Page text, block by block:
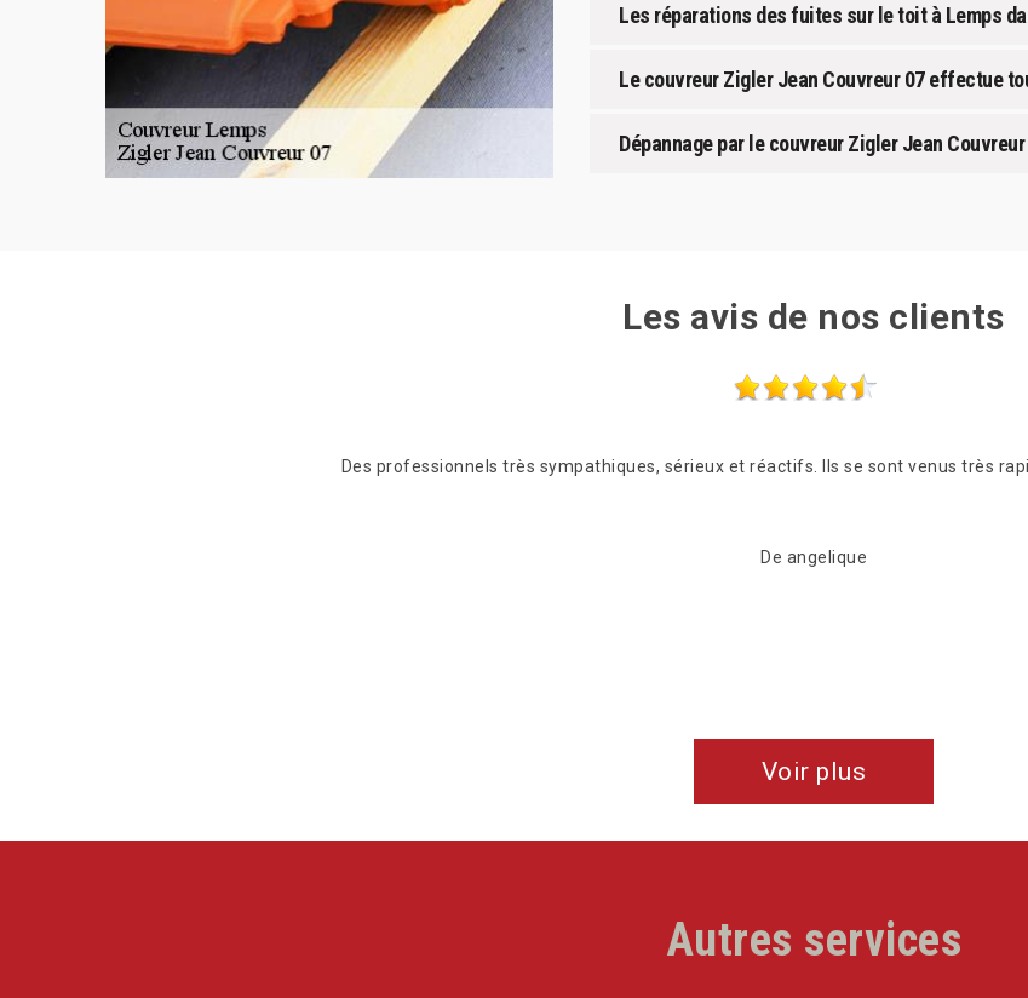
Les réparations des fuites sur le toit à Lemps
Le couvreur Zigler Jean Couvreur 07 effectue
Dépannage par le couvreur Zigler Jean Couvreur
Les avis de nos clients
Des professionnels très sympathiques, sérieux et réactifs. Ils se sont venus très
De angelique
Voir plus
Autres services